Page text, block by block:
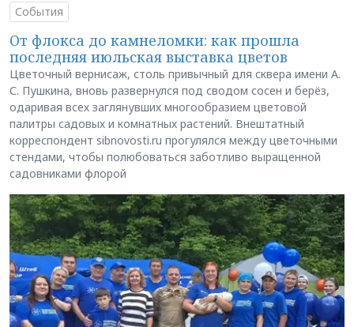
События
От флокса до камнеломки: как прошла
последняя июльская выставка цветов
Цветочный вернисаж, столь привычный для сквера имени А.
С. Пушкина, вновь развернулся под сводом сосен и берёз,
одаривая всех заглянувших многообразием цветовой
палитры садовых и комнатных растений. Внештатный
корреспондент sibnovosti.ru прогулялся между цветочными
стендами, чтобы полюбоваться заботливо выращенной
садовниками флорой